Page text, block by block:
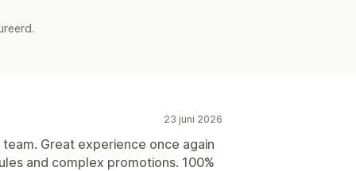
23 juni 2026
Great experience once again
and complex promotions. 100%